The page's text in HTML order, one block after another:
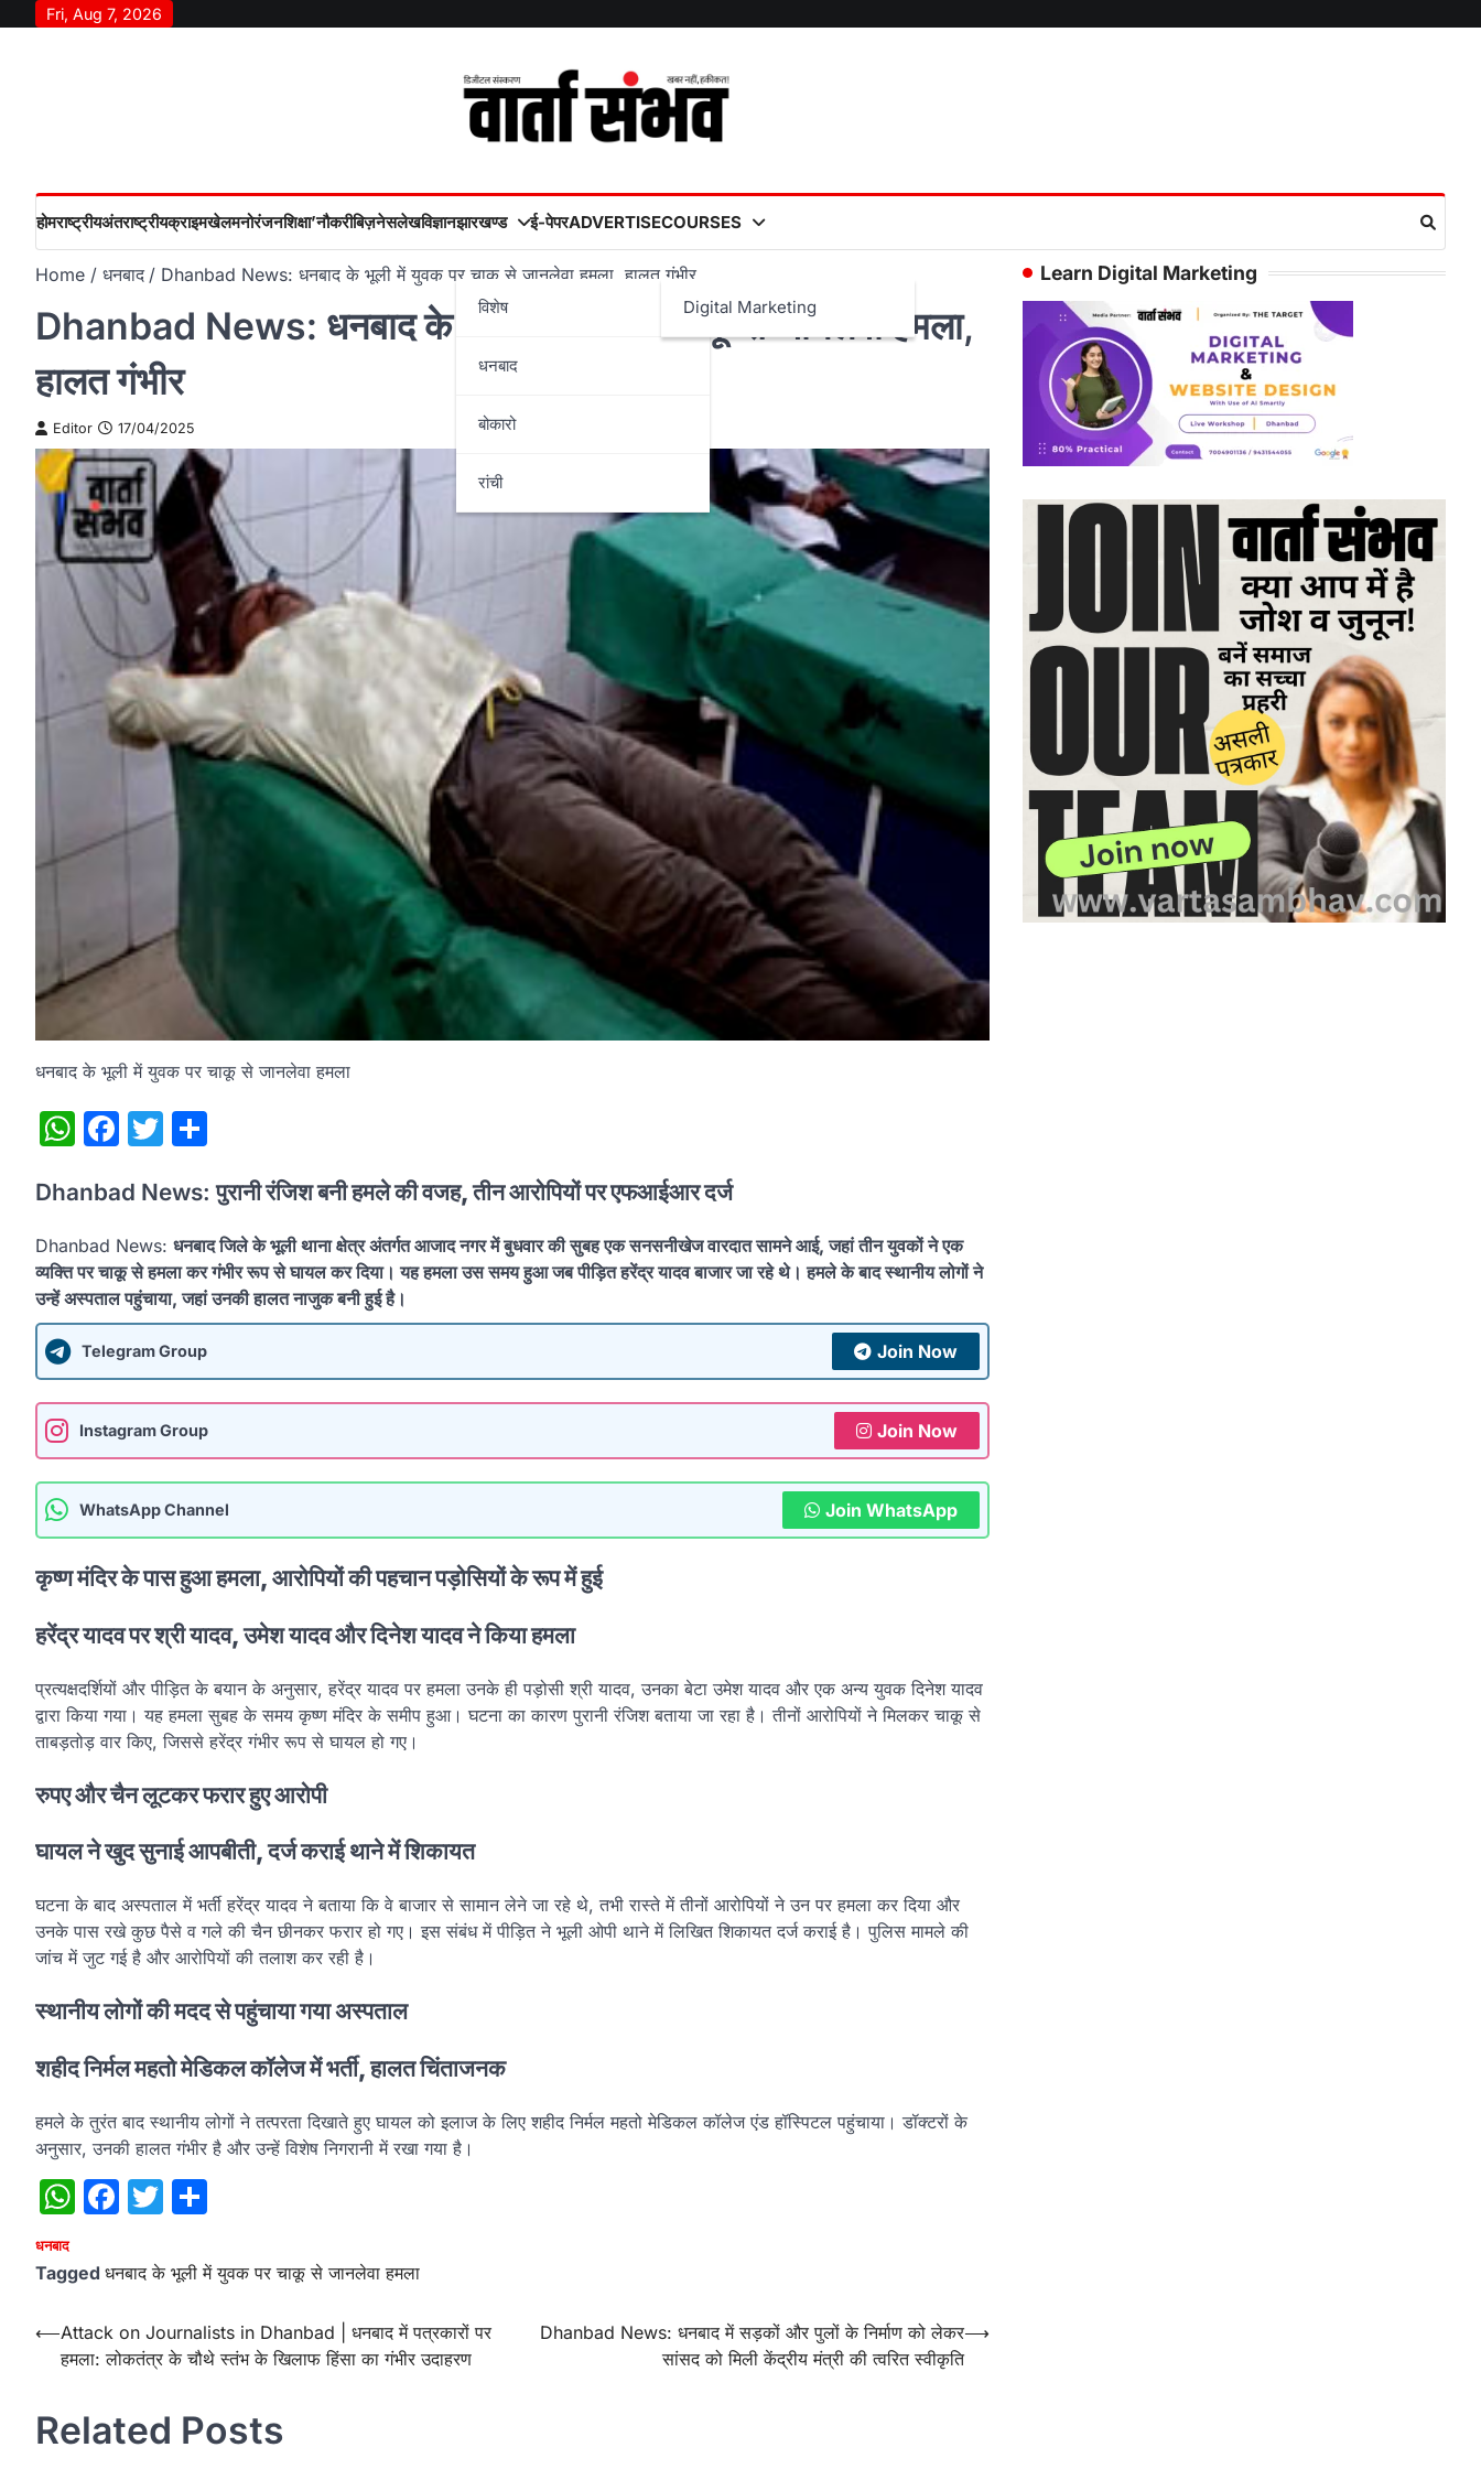
Fri, Aug 7, 2026
होमराष्‍ट्रीयअंतराष्‍ट्रीयक्राइमखेलमनोरंजनशिक्षा’नौकरीबिज़नेसलेखविज्ञानझारखण्ड
विशेष
धनबाद
बोकारो
रांची
ई-पेपरADVERTISECOURSES
Digital Marketing
Home धनबाद Dhanbad News: धनबाद के भूली में युवक पर चाकू से जानलेवा हमला, हालत गंभीर
Dhanbad News: धनबाद के भूली में युवक पर चाकू से जानलेवा हमला,
हालत गंभीर
Editor 17/04/2025
धनबाद के भूली में युवक पर चाकू से जानलेवा हमला
WhatsApp
Facebook
Twitter
Dhanbad News:पुरानी रंजिश बनी हमले की वजह, तीन आरोपियों पर एफआईआर दर्ज
Dhanbad News: धनबाद जिले के भूली थाना क्षेत्र अंतर्गत आजाद नगर में बुधवार की सुबह एक सनसनीखेज वारदात सामने आई, जहां तीन युवकों ने एक
व्यक्ति पर चाकू से हमला कर गंभीर रूप से घायल कर दिया। यह हमला उस समय हुआ जब पीड़ित हरेंद्र यादव बाजार जा रहे थे। हमले के बाद स्थानीय लोगों ने
उन्हें अस्पताल पहुंचाया, जहां उनकी हालत नाजुक बनी हुई है।
Telegram Group Join Now
Instagram Group Join Now
WhatsApp Channel Join WhatsApp
कृष्ण मंदिर के पास हुआ हमला, आरोपियों की पहचान पड़ोसियों के रूप में हुई
हरेंद्र यादव पर श्री यादव, उमेश यादव और दिनेश यादव ने किया हमला
प्रत्यक्षदर्शियों और पीड़ित के बयान के अनुसार, हरेंद्र यादव पर हमला उनके ही पड़ोसी श्री यादव, उनका बेटा उमेश यादव और एक अन्य युवक दिनेश यादव
द्वारा किया गया। यह हमला सुबह के समय कृष्ण मंदिर के समीप हुआ। घटना का कारण पुरानी रंजिश बताया जा रहा है। तीनों आरोपियों ने मिलकर चाकू से
ताबड़तोड़ वार किए, जिससे हरेंद्र गंभीर रूप से घायल हो गए।
रुपए और चैन लूटकर फरार हुए आरोपी
घायल ने खुद सुनाई आपबीती, दर्ज कराई थाने में शिकायत
घटना के बाद अस्पताल में भर्ती हरेंद्र यादव ने बताया कि वे बाजार से सामान लेने जा रहे थे, तभी रास्ते में तीनों आरोपियों ने उन पर हमला कर दिया और
उनके पास रखे कुछ पैसे व गले की चैन छीनकर फरार हो गए। इस संबंध में पीड़ित ने भूली ओपी थाने में लिखित शिकायत दर्ज कराई है। पुलिस मामले की
जांच में जुट गई है और आरोपियों की तलाश कर रही है।
स्थानीय लोगों की मदद से पहुंचाया गया अस्पताल
शहीद निर्मल महतो मेडिकल कॉलेज में भर्ती, हालत चिंताजनक
हमले के तुरंत बाद स्थानीय लोगों ने तत्परता दिखाते हुए घायल को इलाज के लिए शहीद निर्मल महतो मेडिकल कॉलेज एंड हॉस्पिटल पहुंचाया। डॉक्टरों के
अनुसार, उनकी हालत गंभीर है और उन्हें विशेष निगरानी में रखा गया है।
WhatsApp
Facebook
Twitter
धनबाद
Tagged धनबाद के भूली में युवक पर चाकू से जानलेवा हमला
Post
navigation
⟵Attack on Journalists in Dhanbad | धनबाद में पत्रकारों पर
हमला: लोकतंत्र के चौथे स्तंभ के खिलाफ हिंसा का गंभीर उदाहरण
Dhanbad News: धनबाद में सड़कों और पुलों के निर्माण को लेकर
सांसद को मिली केंद्रीय मंत्री की त्वरित स्वीकृति
⟶
Related Posts
Learn Digital Marketing